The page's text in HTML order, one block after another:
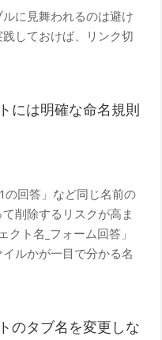
に見舞われるのは避け
しておけば、リンク切
には明確な命名規則
の回答」など同じ名前の
削除するリスクが高ま
クト名_フォーム回答」
ルかが一目で分かる名
のタブ名を変更しな